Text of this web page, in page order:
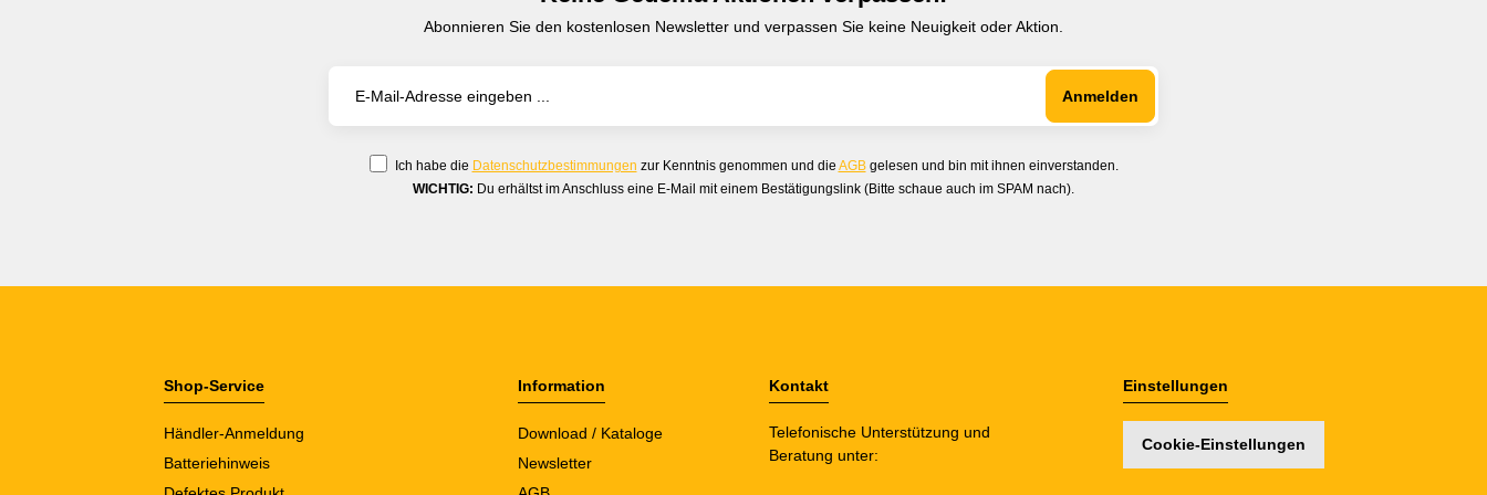
Abonnieren Sie den kostenlosen Newsletter und verpassen Sie keine Neuigkeit oder Aktion.
Ich habe die Datenschutzbestimmungen zur Kenntnis genommen und die AGBgelesen und bin mit ihnen einverstanden.
WICHTIG: Du erhältst im Anschluss eine E-Mail mit einem Bestätigungslink (Bitte schaue auch im SPAM nach).
Shop-Service
Händler-Anmeldung
Batteriehinweis
Information
Download / Kataloge
Newsletter
Kontakt
Telefonische Unterstützung und
Beratung unter:
Einstellungen
Cookie-Einstellungen